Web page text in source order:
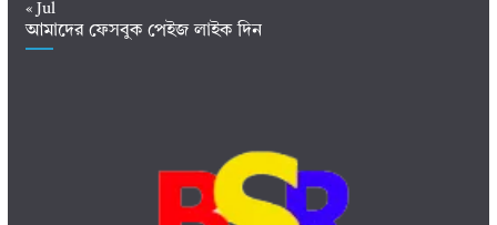
« Jul
আমাদের ফেসবুক পেইজ লাইক দিন